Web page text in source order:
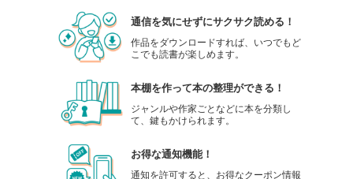
通信を気にせずにサクサク読める！
作品をダウンロードすれば、いつでもど
こでも読書が楽しめます。
本棚を作って本の整理ができる！
ジャンルや作家ごとなどに本を分類し
て、鍵もかけられます。
お得な通知機能！
通知を許可すると、お得なクーポン情報